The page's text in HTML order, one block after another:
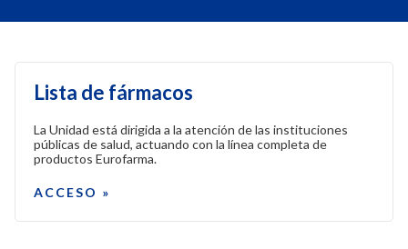
Lista de fármacos
La Unidad está dirigida a la atención de las instituciones
públicas de salud, actuando con la línea completa de
productos Eurofarma.
ACCESO »